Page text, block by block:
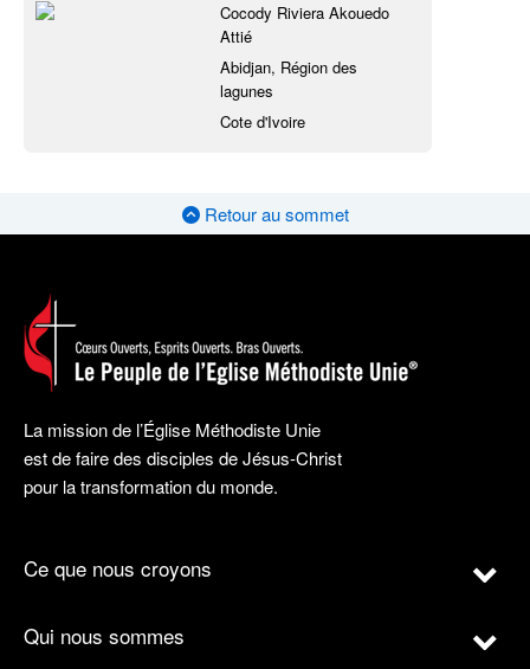
Cocody Riviera Akouedo
Attié
Abidjan, Région des
lagunes
Cote d'Ivoire
Retour au sommet
La mission de l’Église Méthodiste Unie
est de faire des disciples de Jésus-Christ
pour la transformation du monde.
Ce que nous croyons
Qui nous sommes